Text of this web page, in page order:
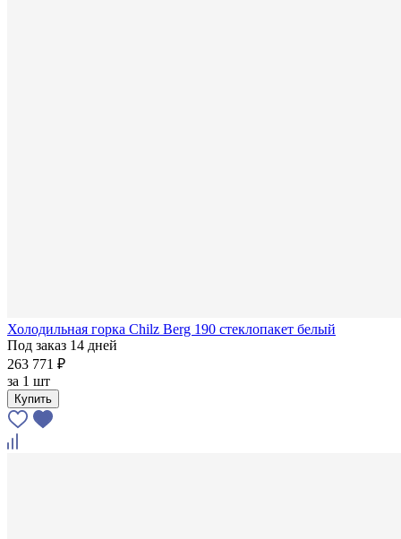
Холодильная горка Chilz Berg 190 стеклопакет белый
Под заказ 14 дней
263 771 ₽
за 1 шт
Купить